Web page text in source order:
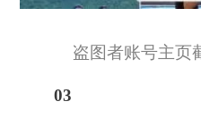
盗图者账号主页
03